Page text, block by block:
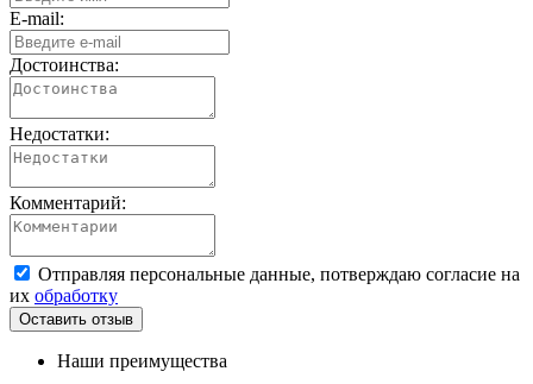
E-mail:
Достоинства:
Недостатки:
Комментарий:
Отправляя персональные данные, потверждаю согласие на
их обработку
Наши преимущества